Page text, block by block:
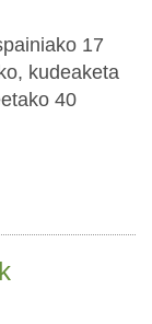
17
kudeaketa
40